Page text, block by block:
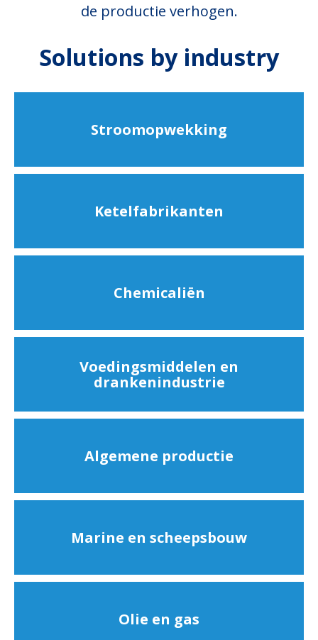
de productie verhogen.
Solutions by industry
Stroomopwekking
Ketelfabrikanten
Chemicaliën
Voedingsmiddelen en
drankenindustrie
Algemene productie
Marine en scheepsbouw
Olie en gas